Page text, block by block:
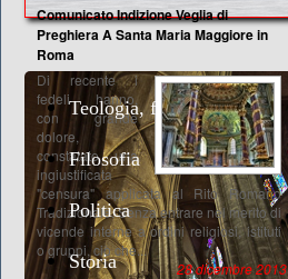
Comunicato Indizione Veglia di
Preghiera A Santa Maria Maggiore in
Roma
Di recente i
fedeli hanno,
con grande
dolore,
constatato una
ingiustificata
"censura" applicata al Rito Romano
Tradizionale. Senza entrare nel merito di
vicende interne a ordini religiosi, istituti
o gruppi, ciò che...
28 dicembre 2013
Teologia, fede, morale
Filosofia
Politica
Storia